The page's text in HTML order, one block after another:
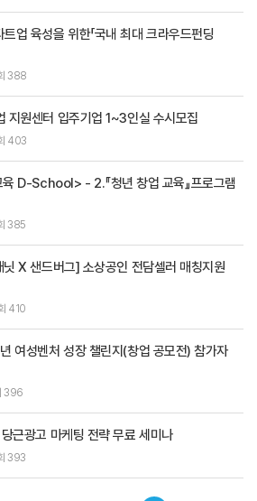
업 육성을 위한「국내 최대 크라우드펀딩
388
지원센터 입주기업 1~3인실 수시모집
403
D-School> - 2.『청년 창업 교육』프로그램
385
X 샌드버그] 소상공인 전담셀러 매칭지원
410
여성벤처 성장 챌린지(창업 공모전) 참가자
396
근광고 마케팅 전략 무료 세미나
393